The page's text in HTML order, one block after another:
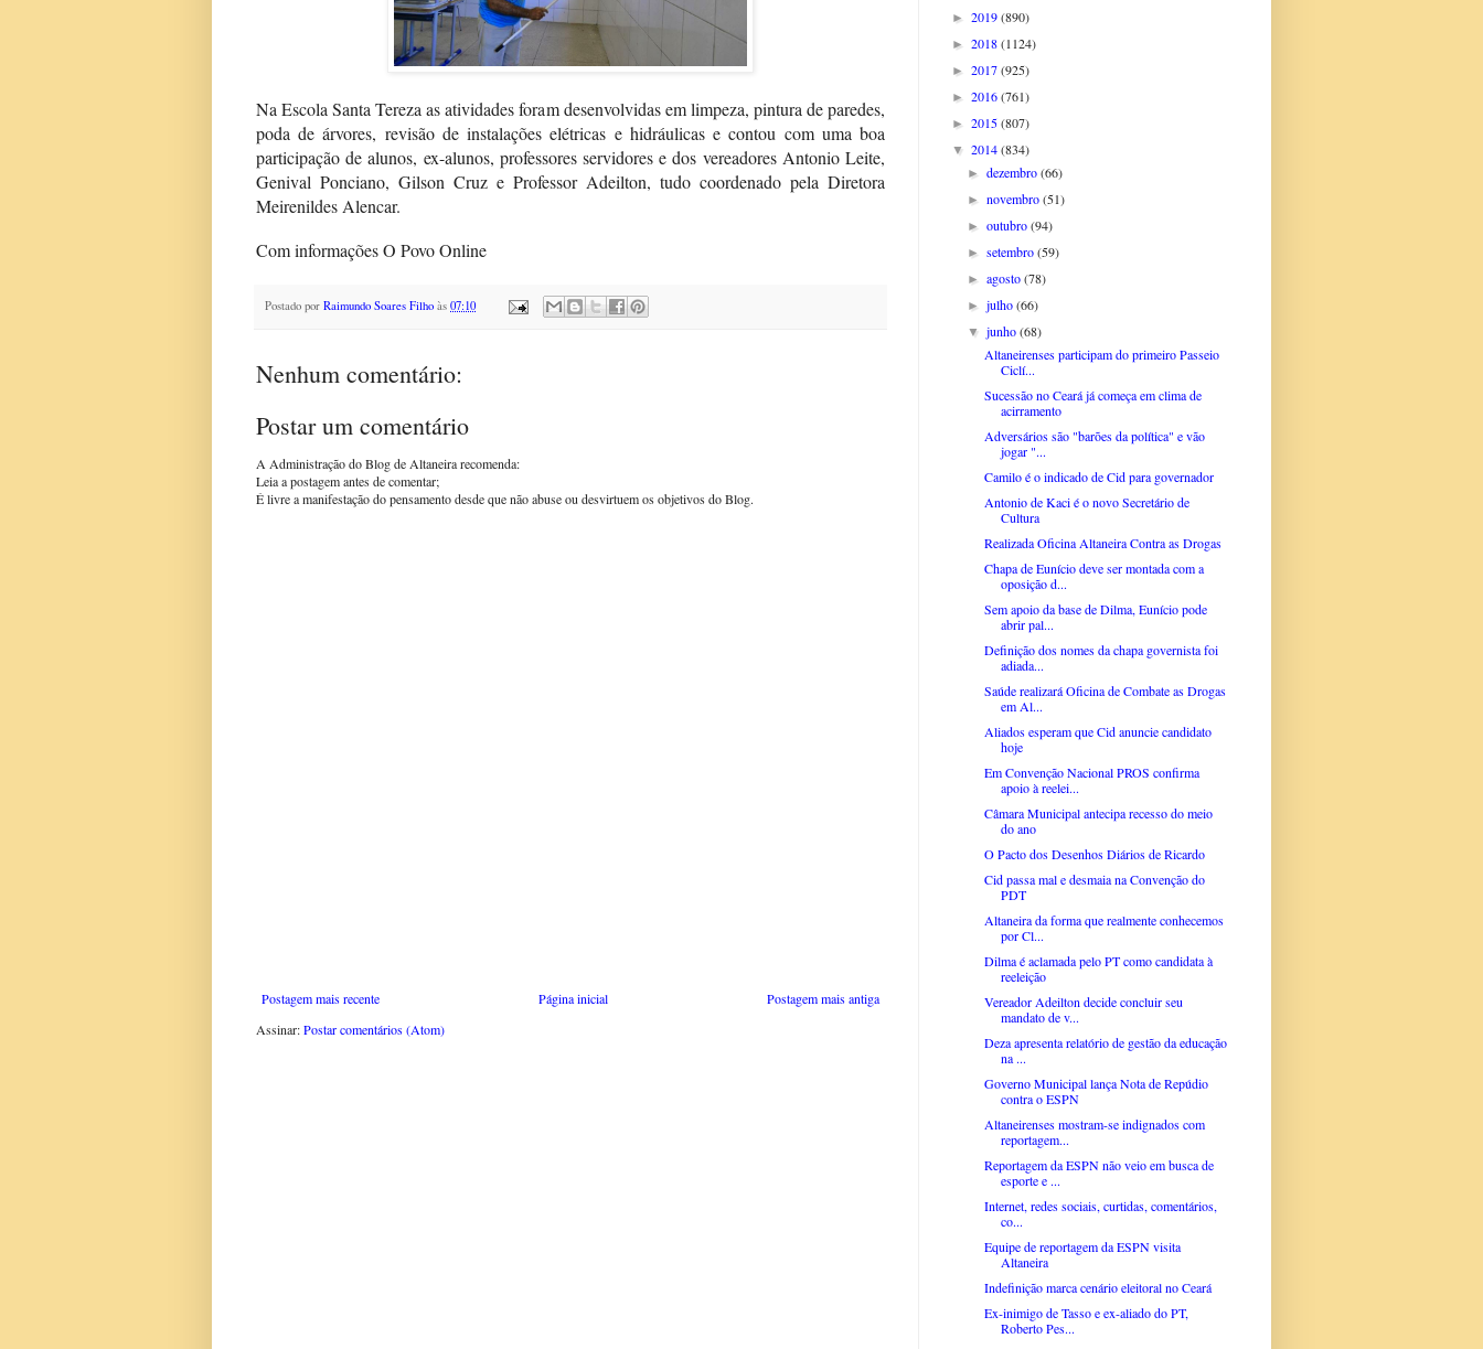
Na Escola Santa Tereza as atividades foram desenvolvidas em limpeza, pintura de paredes,
poda de árvores, revisão de instalações elétricas e hidráulicas e contou com uma boa
participação de alunos, ex-alunos, professores servidores e dos vereadores Antonio Leite,
Genival Ponciano, Gilson Cruz e Professor Adeilton, tudo coordenado pela Diretora
Meirenildes Alencar.
Com informações O Povo Online
Postado por Raimundo Soares Filho às 07:10
Nenhum comentário:
Postar um comentário
A Administração do Blog de Altaneira recomenda:
Leia a postagem antes de comentar;
É livre a manifestação do pensamento desde que não abuse ou desvirtuem os objetivos do Blog.
Postagem mais recente Postagem mais antiga
Página inicial
Assinar:Postar comentários (Atom)
► 2019(890)
► 2018(1124)
► 2017(925)
► 2016(761)
► 2015(807)
▼ 2014(834)
►dezembro(66)
►novembro(51)
►outubro(94)
►setembro(59)
►agosto(78)
►julho(66)
▼junho(68)
Altaneirenses participam do primeiro Passeio
Ciclí...
Sucessão no Ceará já começa em clima de
acirramento
Adversários são "barões da política" e vão
jogar "...
Camilo é o indicado de Cid para governador
Antonio de Kaci é o novo Secretário de
Cultura
Realizada Oficina Altaneira Contra as Drogas
Chapa de Eunício deve ser montada com a
oposição d...
Sem apoio da base de Dilma, Eunício pode
abrir pal...
Definição dos nomes da chapa governista foi
adiada...
Saúde realizará Oficina de Combate as Drogas
em Al...
Aliados esperam que Cid anuncie candidato
hoje
Em Convenção Nacional PROS confirma
apoio à reelei...
Câmara Municipal antecipa recesso do meio
do ano
O Pacto dos Desenhos Diários de Ricardo
Cid passa mal e desmaia na Convenção do
PDT
Altaneira da forma que realmente conhecemos
por Cl...
Dilma é aclamada pelo PT como candidata à
reeleição
Vereador Adeilton decide concluir seu
mandato de v...
Deza apresenta relatório de gestão da educação
na ...
Governo Municipal lança Nota de Repúdio
contra o ESPN
Altaneirenses mostram-se indignados com
reportagem...
Reportagem da ESPN não veio em busca de
esporte e ...
Internet, redes sociais, curtidas, comentários,
co...
Equipe de reportagem da ESPN visita
Altaneira
Indefinição marca cenário eleitoral no Ceará
Ex-inimigo de Tasso e ex-aliado do PT,
Roberto Pes...